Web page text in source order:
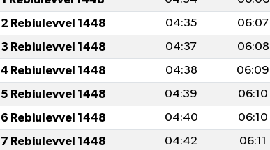
2 Rebiulevvel 1448 04:35 06:07
3 Rebiulevvel 1448 04:37 06:08
4 Rebiulevvel 1448 04:38 06:09
5 Rebiulevvel 1448 04:39 06:10
6 Rebiulevvel 1448 04:40 06:10
7 Rebiulevvel 1448 04:42 06:11